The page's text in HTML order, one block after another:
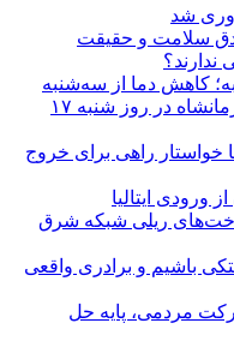
شد
سلامت و حقیقت
ندارند؟
کاهش دما از سه‌شنبه
جدول زمانی قطع برق استان کرمانشاه در روز شنبه ۱۷
راهی برای خروج
ورودی ایتالیا
ریلی شبکه شرق
باشیم و برادری واقعی
مردمی، پایه حل